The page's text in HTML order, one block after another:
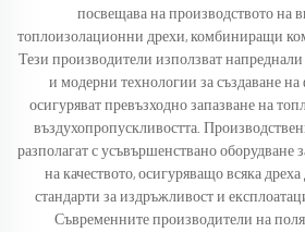
посвещава на производството на
топлоизолационни дрехи, комбиниращи
Тези производители използват
и модерни технологии за създаване на
осигуряват превъзходно запазване на
въздухопропускливостта.
разполагат с усъвършенствано оборудване
на качеството, осигуряващо всяка дреха
стандарти за издръжливост и
Съвременните производители на